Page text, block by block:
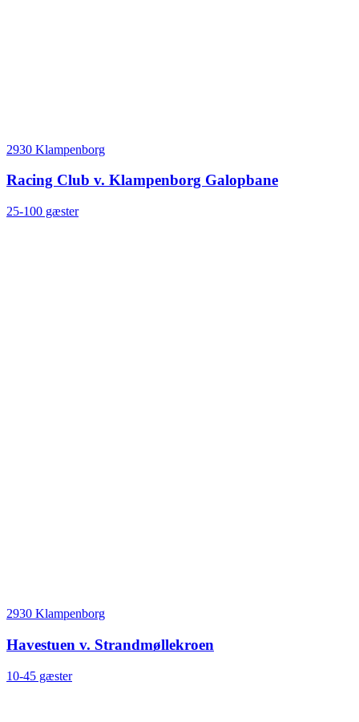
2930 Klampenborg
Racing Club v. Klampenborg Galopbane
25-100 gæster
2930 Klampenborg
Havestuen v. Strandmøllekroen
10-45 gæster